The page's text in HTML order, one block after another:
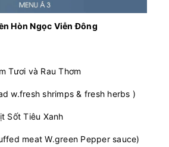
Hòn Ngọc Viễn Đông
Tươi và Rau Thơm
w.fresh shrimps & fresh herbs )
Sốt Tiêu Xanh
meat W.green Pepper sauce)